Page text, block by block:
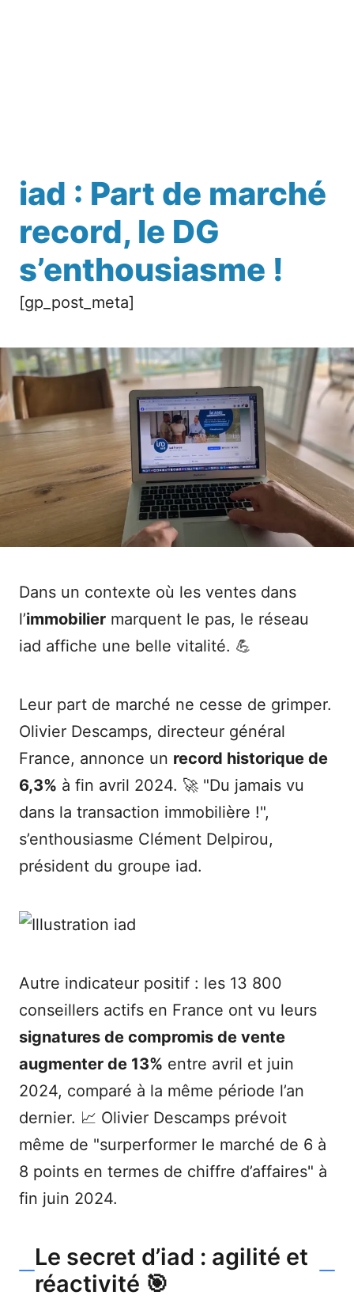
iad : Part de marché
record, le DG
s’enthousiasme !
[gp_post_meta]
Dans un contexte où les ventes dans
l’immobilier marquent le pas, le réseau
iad affiche une belle vitalité. 💪
Leur part de marché ne cesse de grimper.
Olivier Descamps, directeur général
France, annonce un record historique de
6,3% à fin avril 2024. 🚀 "Du jamais vu
dans la transaction immobilière !",
s’enthousiasme Clément Delpirou,
président du groupe iad.
Autre indicateur positif : les 13 800
conseillers actifs en France ont vu leurs
signatures de compromis de vente
augmenter de 13% entre avril et juin
2024, comparé à la même période l’an
dernier. 📈 Olivier Descamps prévoit
même de "surperformer le marché de 6 à
8 points en termes de chiffre d’affaires" à
fin juin 2024.
Le secret d’iad : agilité et
réactivité 🎯